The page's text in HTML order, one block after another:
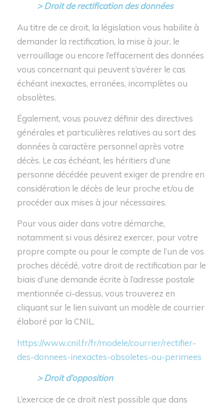
> Droit de rectification des données
Au titre de ce droit, la législation vous habilite à
demander la rectification, la mise à jour, le
verrouillage ou encore l’effacement des données
vous concernant qui peuvent s’avérer le cas
échéant inexactes, erronées, incomplètes ou
obsolètes.
Également, vous pouvez définir des directives
générales et particulières relatives au sort des
données à caractère personnel après votre
décès. Le cas échéant, les héritiers d’une
personne décédée peuvent exiger de prendre en
considération le décès de leur proche et/ou de
procéder aux mises à jour nécessaires.
Pour vous aider dans votre démarche,
notamment si vous désirez exercer, pour votre
propre compte ou pour le compte de l’un de vos
proches décédé, votre droit de rectification par le
biais d’une demande écrite à l’adresse postale
mentionnée ci-dessus, vous trouverez en
cliquant sur le lien suivant un modèle de courrier
élaboré par la CNIL.
https://www.cnil.fr/fr/modele/courrier/rectifier-
des-donnees-inexactes-obsoletes-ou-perimees
> Droit d’opposition
L’exercice de ce droit n’est possible que dans